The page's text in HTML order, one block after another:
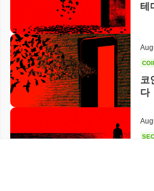
Gomu Gator는 어떤 논란이나
Gomu Gator는 많은 암호화폐에서 흔히
적 손실을 초래할 수 있습니다. 또한, 잠
과 투자자 보호에 대한 질문을 불러일으
을 더욱 복잡하게 만들고 있습니다.
Gomu Gator (GOMU) FAQ
Gomu Gator (GOMU)는 어디에
Gomu Gator (GOMU)는 centralized and
테
코
다
SEC